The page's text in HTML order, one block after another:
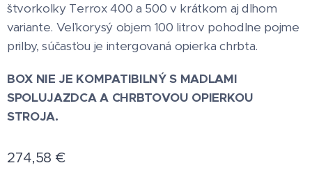
štvorkolky Terrox 400 a 500 v krátkom aj dlhom
variante. Veľkorysý objem 100 litrov pohodlne pojme
prilby, súčasťou je intergovaná opierka chrbta.
BOX NIE JE KOMPATIBILNÝ S MADLAMI
SPOLUJAZDCA A CHRBTOVOU OPIERKOU
STROJA.
274,58 €